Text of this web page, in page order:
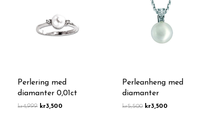
Perlering med
diamanter 0,01ct
kr4,999 kr3,500
Perleanheng med
diamanter
kr5,500
kr5,500.
kr3,500
kr3,500.